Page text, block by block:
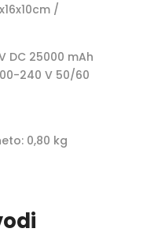
/
DC 25000 mAh
240 V 50/60
0,80 kg